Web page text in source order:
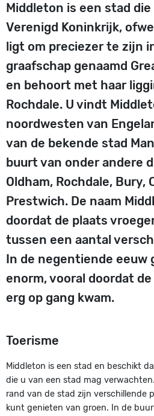
Middleton is een stad
Verenigd Koninkrijk,
ligt om preciezer te zijn
graafschap genaamd
en behoort met haar
Rochdale. U vindt
noordwesten van
van de bekende stad
buurt van onder andere
Oldham, Rochdale, Bury,
Prestwich. De naam
doordat de plaats
tussen een aantal
In de negentiende eeuw
enorm, vooral doordat
erg op gang kwam.
Toerisme
Middleton is een stad en beschikt
die u van een stad mag
rand van de stad zijn verschillende
kunt genieten van groen. In de